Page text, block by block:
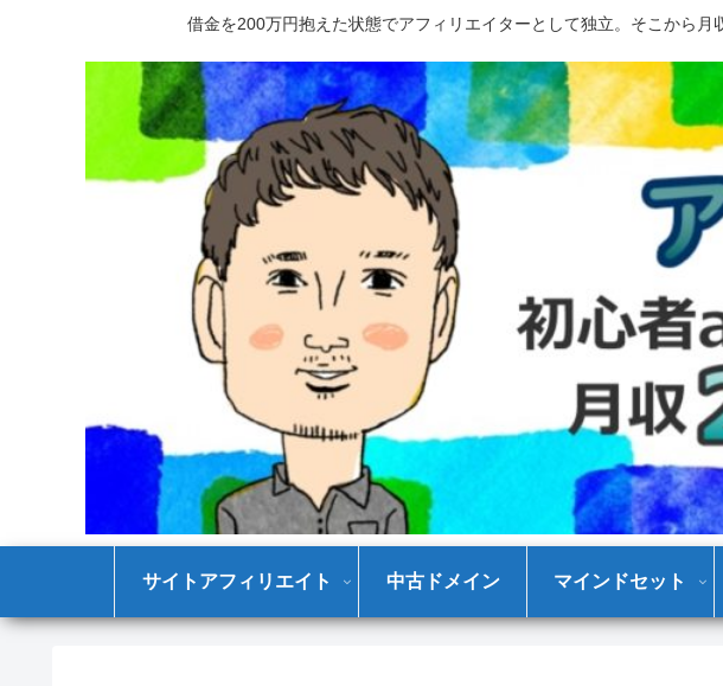
借金を200万円抱えた状態でアフィリエイターとして独立。そこから
サイトアフィリエイト 中古ドメイン マインドセット